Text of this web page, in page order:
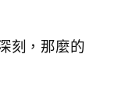
刻，那麼的